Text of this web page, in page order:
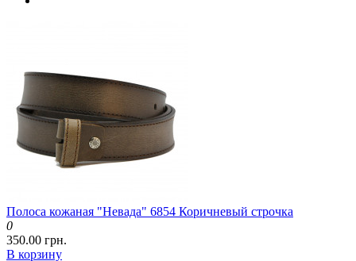
Полоса кожаная "Невада" 6854 Коричневый строчка
0
350.00 грн.
В корзину